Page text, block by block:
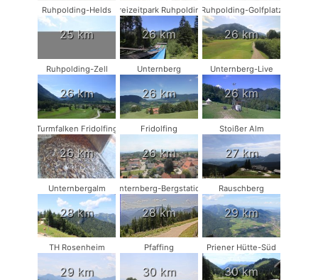
Ruhpolding-Helds
25 km
Freizeitpark Ruhpolding
26 km
Ruhpolding-Golfplatz
26 km
Ruhpolding-Zell
26 km
Unternberg
26 km
Unternberg-Live
26 km
Turmfalken Fridolfing
26 km
Fridolfing
26 km
Stoißer Alm
27 km
Unternbergalm
28 km
Unternberg-Bergstation
28 km
Rauschberg
29 km
TH Rosenheim
29 km
Pfaffing
30 km
Priener Hütte-Süd
30 km